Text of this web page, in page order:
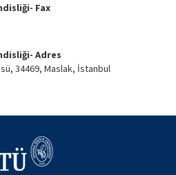
Fax
Adres
34469, Maslak, İstanbul